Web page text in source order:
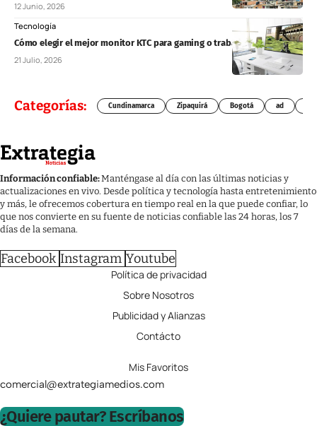
12 Junio, 2026
Tecnología
Cómo elegir el mejor monitor KTC para gaming o trabajo
21 Julio, 2026
Categorías: Cundinamarca Zipaquirá Bogotá ad
Información confiable:Manténgase al día con las últimas noticias y
actualizaciones en vivo. Desde política y tecnología hasta entretenimiento
y más, le ofrecemos cobertura en tiempo real en la que puede confiar, lo
que nos convierte en su fuente de noticias confiable las 24 horas, los 7
días de la semana.
Facebook Instagram Youtube
Política de privacidad
Sobre Nosotros
Publicidad y Alianzas
Contácto
Mis Favoritos
comercial@extrategiamedios.com
¿Quiere pautar? Escríbanos